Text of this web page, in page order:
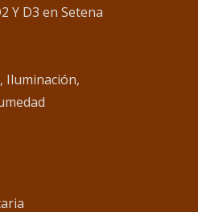
Y D3 en Setena
Iluminación,